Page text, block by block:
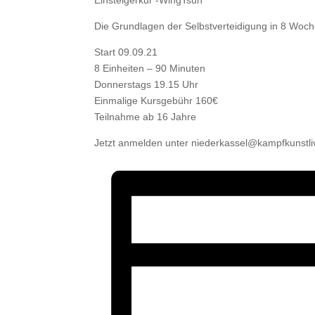
Die Grundlagen der Selbstverteidigung in 8
Start 09.09.21
8 Einheiten – 90 Minuten
Donnerstags 19.15 Uhr
Einmalige Kursgebühr 160€
Teilnahme ab 16 Jahre
Jetzt anmelden unter